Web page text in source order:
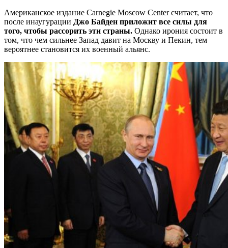
Американское издание Carnegie Moscow Center считает, что
после инаугурации Джо Байден приложит все силы для
того, чтобы рассорить эти страны. Однако ирония состоит в
том, что чем сильнее Запад давит на Москву и Пекин, тем
вероятнее становится их военный альянс.